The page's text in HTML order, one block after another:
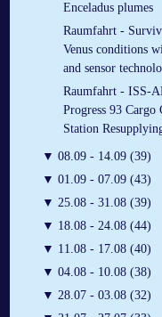
Enceladus plumes
Raumfahrt -
Venus conditions
and sensor
Raumfahrt - ISS-
Progress 93 Cargo
Station
▼ 08.09 - 14.09 (39)
▼ 01.09 - 07.09 (43)
▼ 25.08 - 31.08 (39)
▼ 18.08 - 24.08 (44)
▼ 11.08 - 17.08 (40)
▼ 04.08 - 10.08 (38)
▼ 28.07 - 03.08 (32)